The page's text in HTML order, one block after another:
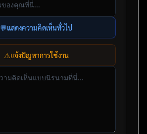
💬แสดงความคิดเห็นทั่วไป
⚠️แจ้งปัญหาการใช้งาน